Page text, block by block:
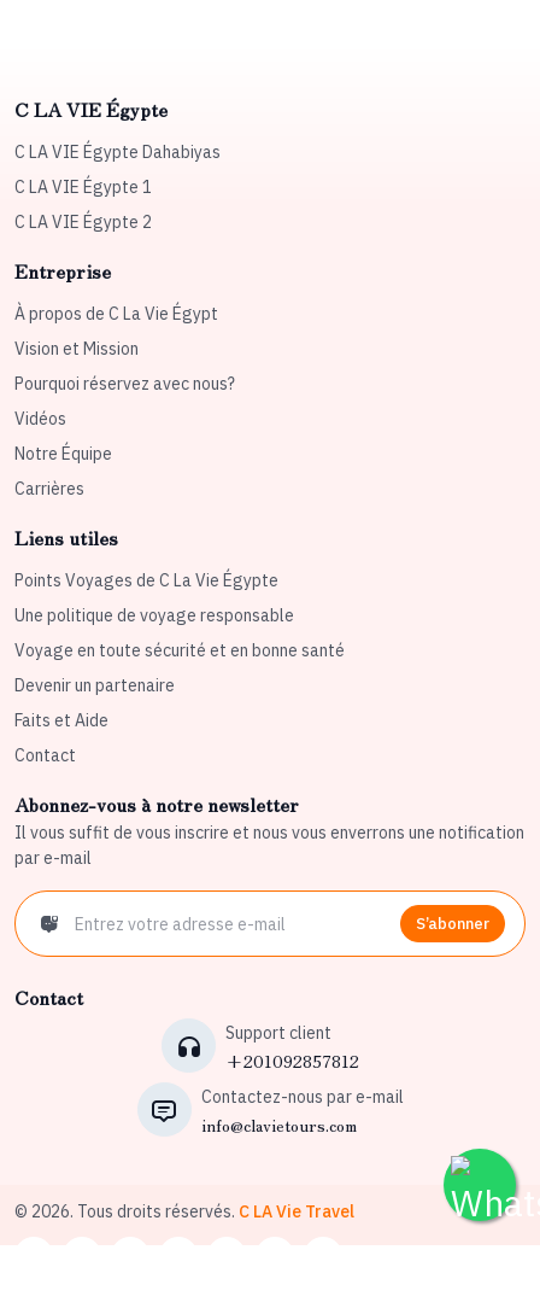
C LA VIE Égypte
C LA VIE Égypte Dahabiyas
C LA VIE Égypte 1
C LA VIE Égypte 2
Entreprise
À propos de C La Vie Égypt
Vision et Mission
Pourquoi réservez avec nous?
Vidéos
Notre Équipe
Carrières
Liens utiles
Points Voyages de C La Vie Égypte
Une politique de voyage responsable
Voyage en toute sécurité et en bonne santé
Devenir un partenaire
Faits et Aide
Contact
Abonnez-vous à notre newsletter
Il vous suffit de vous inscrire et nous vous enverrons une notification
par e-mail
S’abonner
Contact
Support client
+201092857812
Contactez-nous par e-mail
info@clavietours.com
© 2026. Tous droits réservés. C LA Vie Travel